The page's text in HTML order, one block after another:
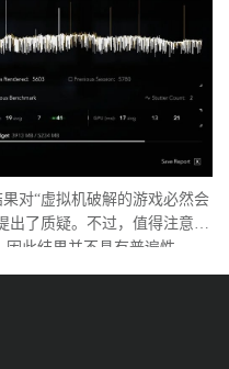
对“虚拟机破解的游戏必然会
了质疑。不过，值得注意的
此结果并不具有普遍性。